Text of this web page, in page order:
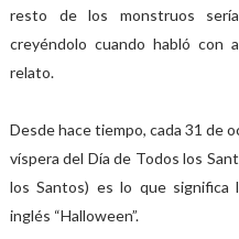
resto de los monstruos
creyéndolo cuando habló con
relato.
Desde hace tiempo, cada 31 de
víspera del Día de Todos los
los Santos) es lo que significa
inglés “Halloween”.